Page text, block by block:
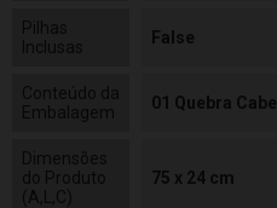
Pilhas
Inclusas
False
Conteúdo da
Embalagem
01 Quebra
Dimensões
do Produto
(A,L,C)
75 x 24 cm